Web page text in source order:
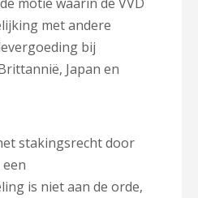
met andere
bij
Japan en
stakingsrecht door
is niet aan de orde,